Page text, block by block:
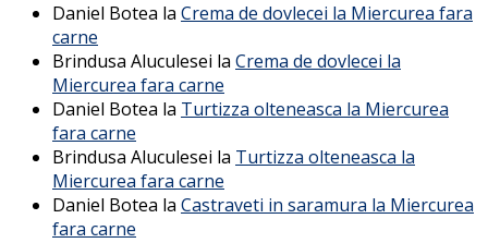
Daniel Botea la Crema de dovlecei la Miercurea fara
carne
Brindusa Aluculesei la Crema de dovlecei la
Miercurea fara carne
Daniel Botea la Turtizza olteneasca la Miercurea
fara carne
Brindusa Aluculesei la Turtizza olteneasca la
Miercurea fara carne
Daniel Botea la Castraveti in saramura la Miercurea
fara carne